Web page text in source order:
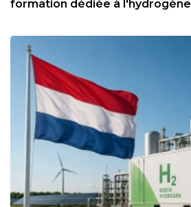
formation dédiée à l'hydrogène